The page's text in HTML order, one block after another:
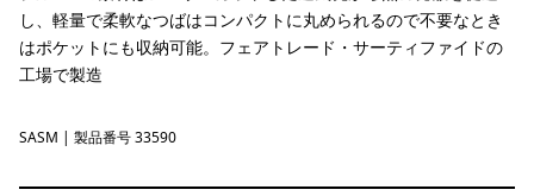
し、軽量で柔軟なつばはコンパクトに丸められるので不要なとき
はポケットにも収納可能。フェアトレード・サーティファイドの
工場で製造
Sastrugi: Summit Blue
SASM | 製品番号 33590